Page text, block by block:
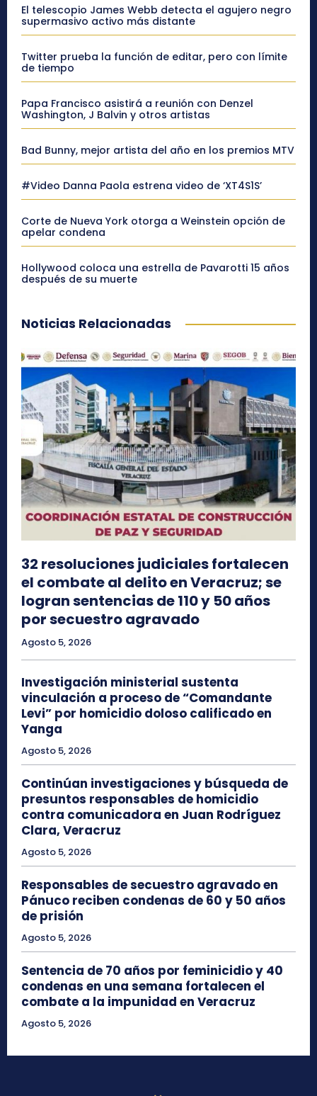
El telescopio James Webb detecta el agujero negro
supermasivo activo más distante
Twitter prueba la función de editar, pero con límite
de tiempo
Papa Francisco asistirá a reunión con Denzel
Washington, J Balvin y otros artistas
Bad Bunny, mejor artista del año en los premios MTV
#Video Danna Paola estrena video de ‘XT4S1S’
Corte de Nueva York otorga a Weinstein opción de
apelar condena
Hollywood coloca una estrella de Pavarotti 15 años
después de su muerte
Noticias Relacionadas
32 resoluciones judiciales fortalecen
el combate al delito en Veracruz; se
logran sentencias de 110 y 50 años
por secuestro agravado
Agosto 5, 2026
Investigación ministerial sustenta
vinculación a proceso de “Comandante
Levi” por homicidio doloso calificado en
Yanga
Agosto 5, 2026
Continúan investigaciones y búsqueda de
presuntos responsables de homicidio
contra comunicadora en Juan Rodríguez
Clara, Veracruz
Agosto 5, 2026
Responsables de secuestro agravado en
Pánuco reciben condenas de 60 y 50 años
de prisión
Agosto 5, 2026
Sentencia de 70 años por feminicidio y 40
condenas en una semana fortalecen el
combate a la impunidad en Veracruz
Agosto 5, 2026